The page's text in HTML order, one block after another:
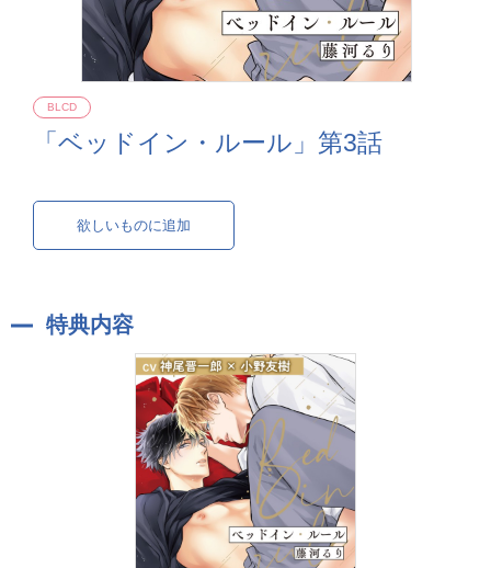
「ベッドイン・ルール」第3話
BLCD
欲しいものに追加
特典内容